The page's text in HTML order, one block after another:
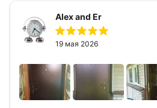
Alex and Er
19 мая 2026